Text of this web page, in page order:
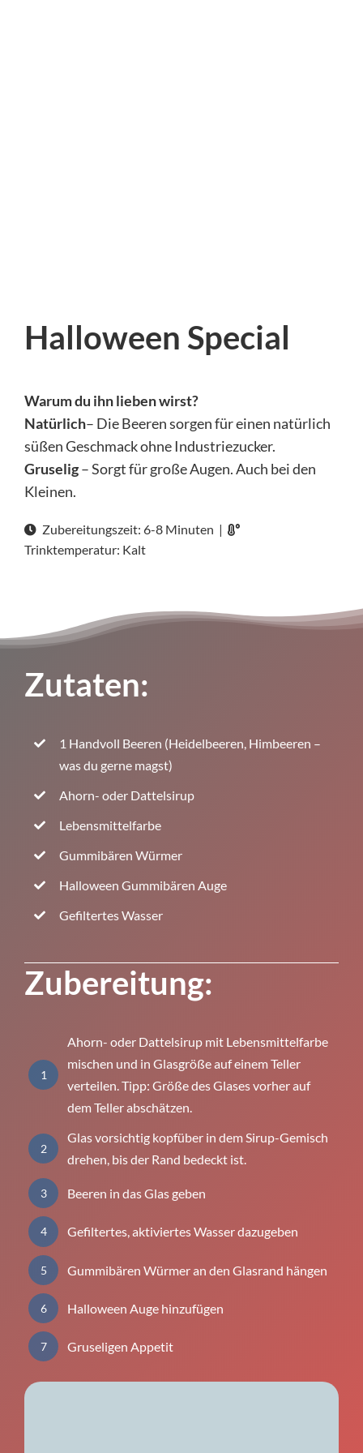
Halloween Special
Warum du ihn lieben wirst?
Natürlich– Die Beeren sorgen für einen natürlich
süßen Geschmack ohne Industriezucker.
Gruselig– Sorgt für große Augen. Auch bei den
Kleinen.
Zubereitungszeit: 6-8 Minuten |
Trinktemperatur: Kalt
Zutaten:
1 Handvoll Beeren (Heidelbeeren, Himbeeren –
was du gerne magst)
Ahorn- oder Dattelsirup
Lebensmittelfarbe
Gummibären Würmer
Halloween Gummibären Auge
Gefiltertes Wasser
Zubereitung:
1
Ahorn- oder Dattelsirup mit Lebensmittelfarbe
mischen und in Glasgröße auf einem Teller
verteilen. Tipp: Größe des Glases vorher auf
dem Teller abschätzen.
2
Glas vorsichtig kopfüber in dem Sirup-Gemisch
drehen, bis der Rand bedeckt ist.
3 Beeren in das Glas geben
4 Gefiltertes, aktiviertes Wasser dazugeben
5 Gummibären Würmer an den Glasrand hängen
6 Halloween Auge hinzufügen
7 Gruseligen Appetit